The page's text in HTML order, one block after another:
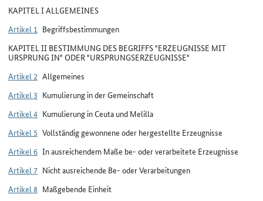
KAPITEL I ALLGEMEINES
Artikel 1 Begriffsbestimmungen
KAPITEL II BESTIMMUNG DES BEGRIFFS "ERZEUGNISSE MIT
URSPRUNG IN" ODER "URSPRUNGSERZEUGNISSE"
Artikel 2 Allgemeines
Artikel 3 Kumulierung in der Gemeinschaft
Artikel 4 Kumulierung in Ceuta und Melilla
Artikel 5 Vollständig gewonnene oder hergestellte Erzeugnisse
Artikel 6 In ausreichendem Maße be- oder verarbeitete Erzeugnisse
Artikel 7 Nicht ausreichende Be- oder Verarbeitungen
Artikel 8 Maßgebende Einheit